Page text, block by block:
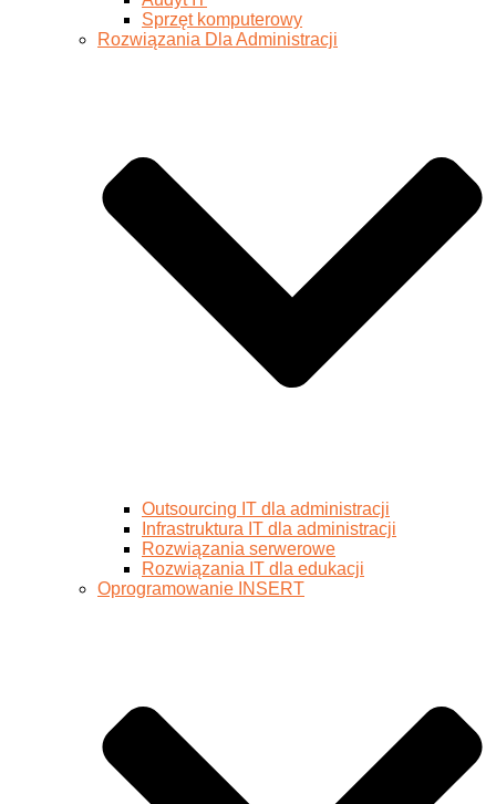
Sprzęt komputerowy
Rozwiązania Dla Administracji
Outsourcing IT dla administracji
Infrastruktura IT dla administracji
Rozwiązania serwerowe
Rozwiązania IT dla edukacji
Oprogramowanie INSERT